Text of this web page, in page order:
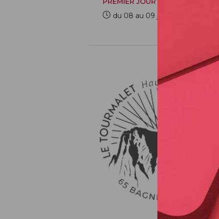
du 08 au 09 juillet 2022